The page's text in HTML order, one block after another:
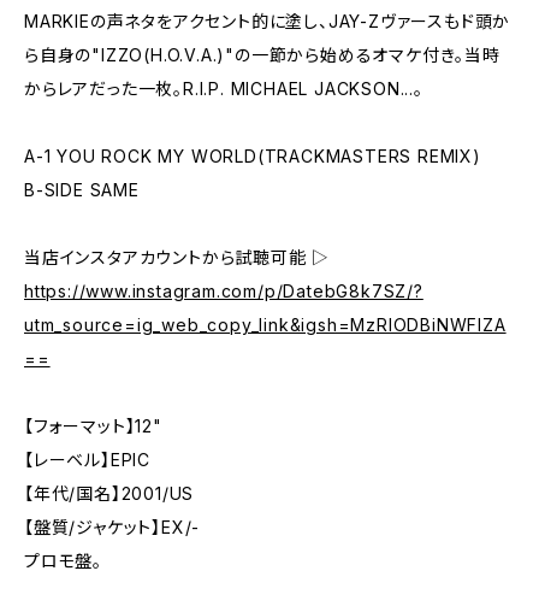
MARKIEの声ネタをアクセント的に塗し、JAY-Zヴァースもド頭か
ら自身の"IZZO(H.O.V.A.)"の一節から始めるオマケ付き。当時
からレアだった一枚。R.I.P. MICHAEL JACKSON...。
A-1 YOU ROCK MY WORLD(TRACKMASTERS REMIX)
B-SIDE SAME
当店インスタアカウントから試聴可能 ▷
https://www.instagram.com/p/DatebG8k7SZ/?
utm_source=ig_web_copy_link&igsh=MzRlODBiNWFlZA
==
【フォーマット】12"
【レーベル】EPIC
【年代/国名】2001/US
【盤質/ジャケット】EX/-
プロモ盤。